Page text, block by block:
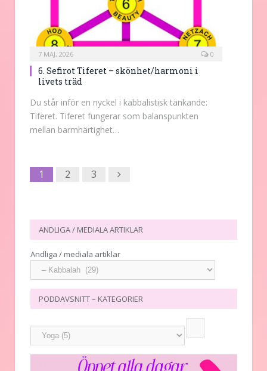
7 MAJ, 2026 0
6. Sefirot Tiferet – skönhet/harmoni i
livets träd
Du står inför en nyckel i kabbalistisk tänkande:
Tiferet. Tiferet fungerar som balanspunkten
mellan barmhärtighet…
1 2 3 Next
ANDLIGA / MEDIALA ARTIKLAR
Andliga / mediala artiklar
PODDAVSNITT – KATEGORIER